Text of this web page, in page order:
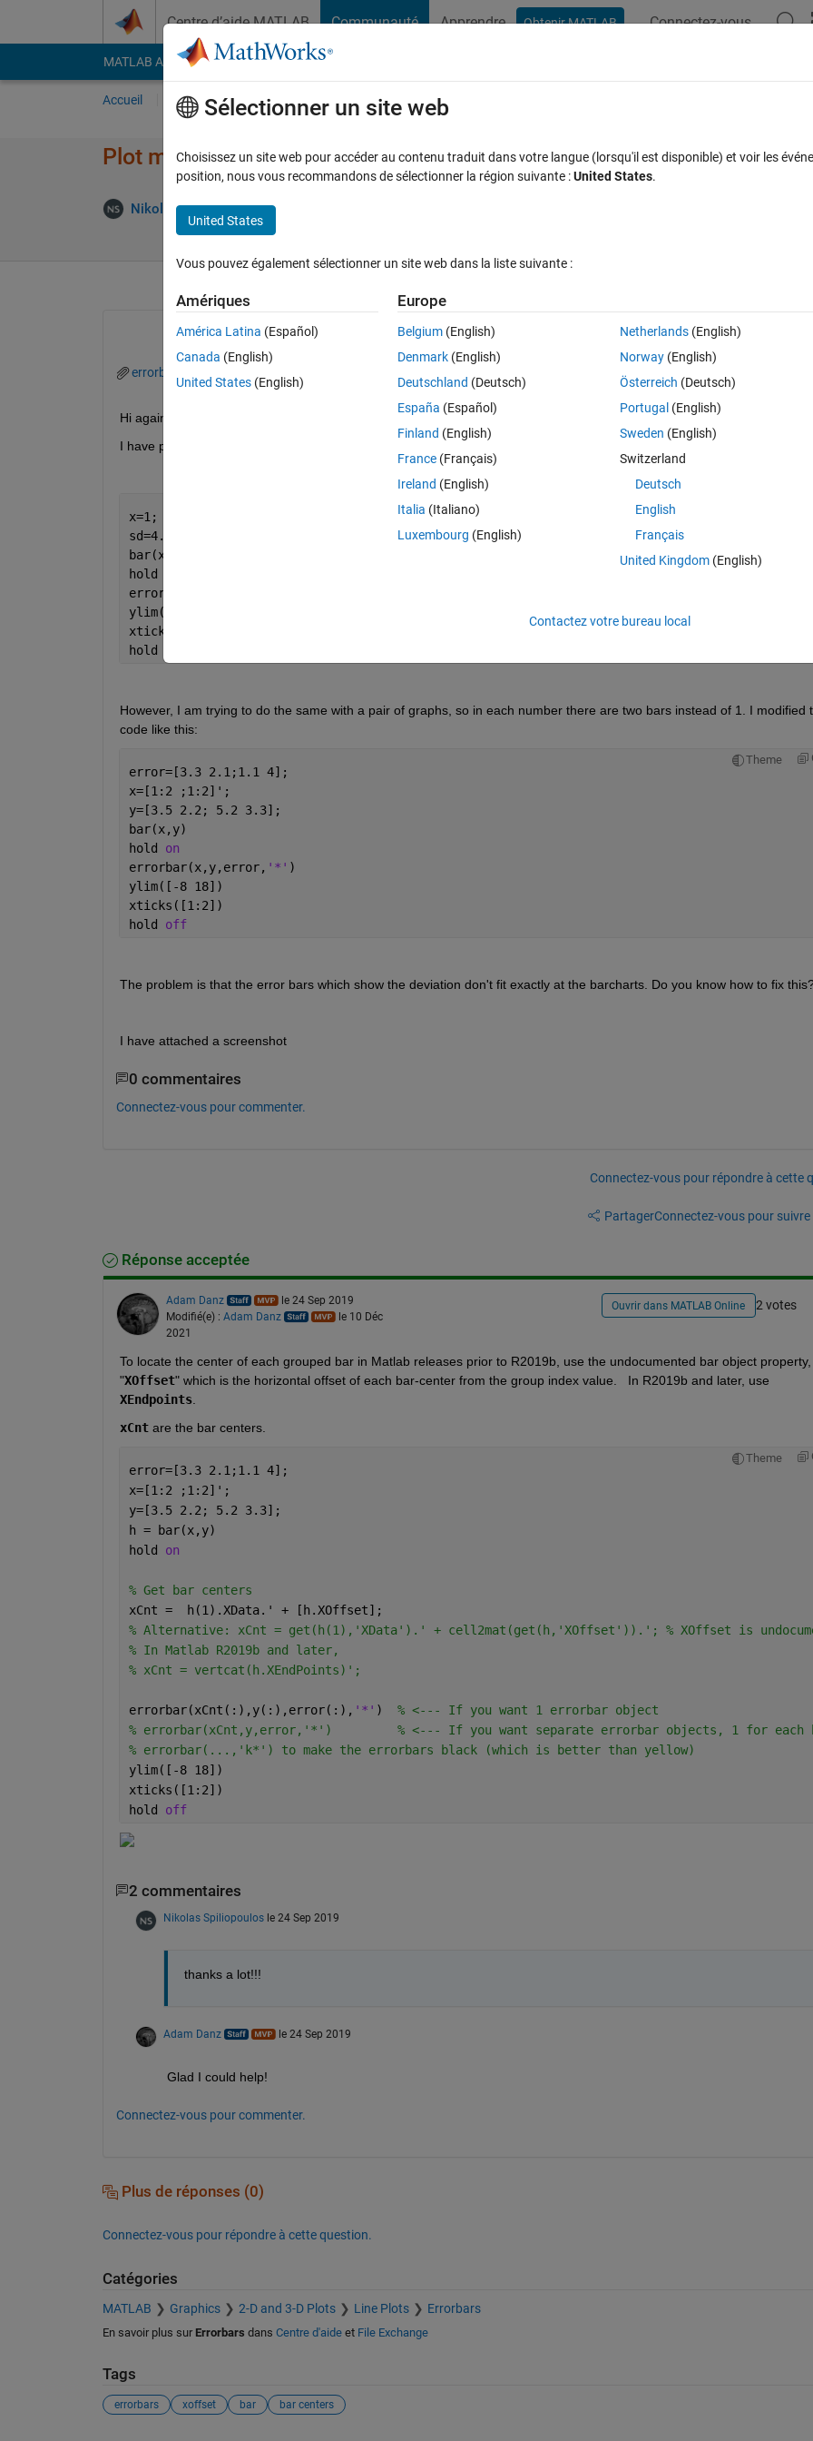
Centre d’aide MATLAB Communauté Apprendre Obtenir MATLAB Connectez-vous
MATLAB Answers File Exchange Cody
Accueil Poser une question Parcourir
Plot multiple errorbars in pairs
Nikolas Spiliopoulos 24 Sep 2019
Ouvrir dans MATLAB Online
errorbars screenshot.jpg
Hi again,
I have plotted some errorbars using the commands you suggested in my previous question:
x=1; y=8.35;
sd=4.13;
bar(x,y);
hold
errorbar(x,y,sd)
ylim([0 14])
xticks([0:2])
hold
However, I am trying to do the same with a pair of graphs, so in each number there are two bars instead of 1. I modified
code like this:
Theme
error=[3.3 2.1;1.1 4];
x=[1:2 ;1:2]';
y=[3.5 2.2; 5.2 3.3];
bar(x,y)
hold on
errorbar(x,y,error, '*' )
ylim([-8 18])
xticks([1:2])
hold off
The problem is that the error bars which show the deviation don't fit exactly at the barcharts. Do you know how to fix
I have attached a screenshot
0 commentaires
Connectez-vous pour commenter.
Connectez-vous pour répondre à cette
PartagerConnectez-vous pour suivre
Réponse acceptée
Adam Danz
le 24 Sep 2019
Modifié(e) : Adam Danz
le 10 Déc
2021
Ouvrir dans MATLAB Online 2 votes
To locate the center of each grouped bar in Matlab releases prior to R2019b, use the undocumented bar object property,
"XOffset
XEndpoints.
xCnt are the bar centers.
Theme
error=[3.3 2.1;1.1 4];
x=[1:2 ;1:2]';
y=[3.5 2.2; 5.2 3.3];
h = bar(x,y)
hold on
% Get bar centers
xCnt =  h(1).XData.' + [h.XOffset];
% Alternative: xCnt = get(h(1),'XData').' + cell2mat(get(h,'XOffset')).'; % XOffset is
% In Matlab R2019b and later,
% xCnt = vertcat(h.XEndPoints)';
errorbar(xCnt(:),y(:),error(:), '*' ) % <--- If you want 1 errorbar object
% errorbar(xCnt,y,error,'*')         % <--- If you want separate errorbar objects, 1 for each
% errorbar(...,'k*') to make the errorbars black (which is better than yellow)
ylim([-8 18])
xticks([1:2])
hold off
2 commentaires
Nikolas Spiliopoulos le 24 Sep 2019
thanks a lot!!!
Adam Danz le 24 Sep 2019
Glad I could help!
Connectez-vous pour commenter.
Plus de réponses (0)
Connectez-vous pour répondre à cette question.
Catégories
MATLAB Graphics 2-D and 3-D Plots Line Plots Errorbars
En savoir plus sur Errorbars dans Centre d'aideet File Exchange
Tags
errorbars xoffset bar bar centers
Sélectionner un site web
Choisissez un site web pour accéder au contenu traduit dans votre langue (lorsqu'il est disponible) et voir les
position, nous vous recommandons de sélectionner la région suivante :United States.
United States
Vous pouvez également sélectionner un site web dans la liste suivante :
Amériques
América Latina (Español)
Canada (English)
United States (English)
Europe
Belgium (English)
Denmark (English)
Deutschland (Deutsch)
España (Español)
Finland (English)
France (Français)
Ireland (English)
Italia (Italiano)
Luxembourg (English)
Netherlands(English)
Norway(English)
Österreich (Deutsch)
Portugal (English)
Sweden (English)
Switzerland
Deutsch
English
Français
United Kingdom(English)
Contactez votre bureau local